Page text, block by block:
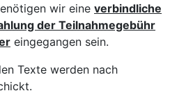
wir eine verbindliche
der Teilnahmegebühr
eingegangen sein.
Texte werden nach